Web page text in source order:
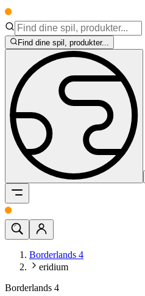
Find dine spil, produkter...
Borderlands 4
eridium
Borderlands 4